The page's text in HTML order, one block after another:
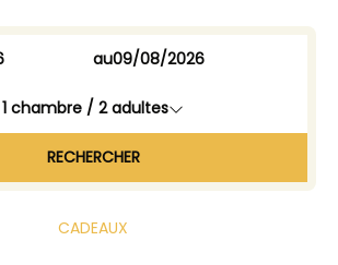
au
1 chambre / 2adultes
RECHERCHER
CADEAUX